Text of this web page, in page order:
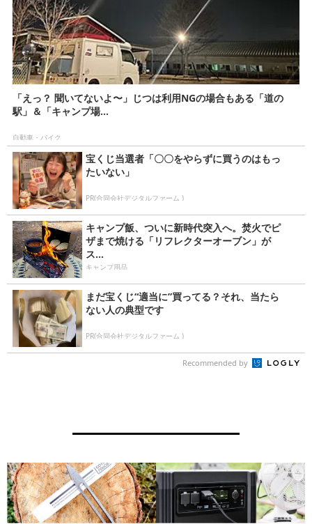
「えっ？ 聞いてないよ〜」じつは利用NGの場合もある「道の
駅」＆「キャンプ場...
自動車・バイク
宝くじ当選者「〇〇をやらずに買うのはもっ
たいない」
PR(合同会社デジタルファーム )
キャンプ飯、ついに新時代突入へ。焚火でピ
ザまで焼ける「リフレクターオーブン」が
ス...
キャンプ用品
まだ宝くじ“適当に”買ってる？それ、当たら
ない人の典型です
PR(合同会社デジタルファーム )
Recommended by